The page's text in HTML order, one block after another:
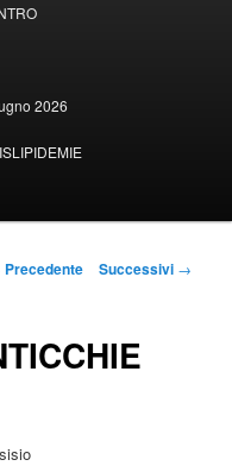
2026
Precedente Successivi →